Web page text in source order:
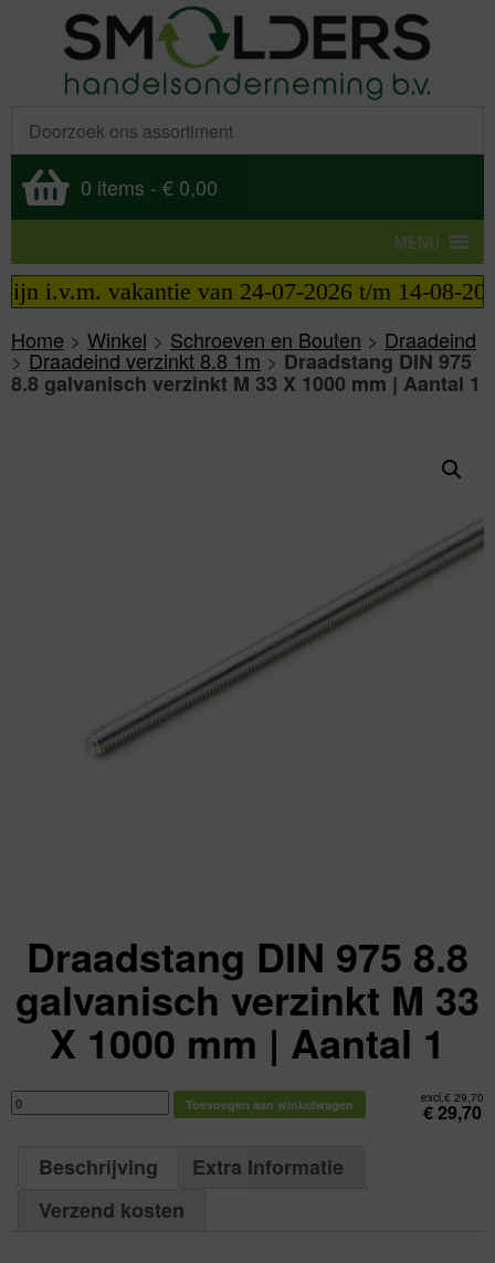
0 items - € 0,00
MENU
vakantie van 24-07-2026 t/m 14-08-2026
Home > Winkel > Schroeven en Bouten > Draadeind
>Draadeind verzinkt 8.8 1m>Draadstang DIN 975
8.8 galvanisch verzinkt M 33 X 1000 mm | Aantal 1
Draadstang DIN 975 8.8
galvanisch verzinkt M 33
X 1000 mm | Aantal 1
excl.€ 29,70
€29,70
Draadstang
DIN
975
Toevoegen aan winkelwagen
Beschrijving
Extra Informatie
Verzend kosten